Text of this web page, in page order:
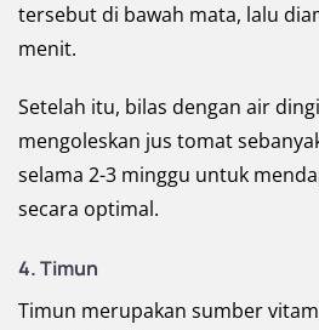
tersebut di bawah mata, lalu
menit.
Setelah itu, bilas dengan air
mengoleskan jus tomat
selama 2-3 minggu untuk
secara optimal.
4. Timun
Timun merupakan sumber